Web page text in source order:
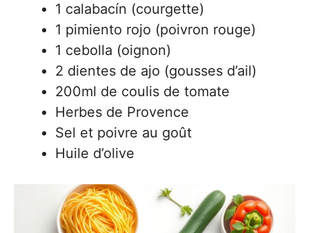
1 calabacín (courgette)
1 pimiento rojo (poivron rouge)
1 cebolla (oignon)
2 dientes de ajo (gousses d’ail)
200ml de coulis de tomate
Herbes de Provence
Sel et poivre au goût
Huile d’olive